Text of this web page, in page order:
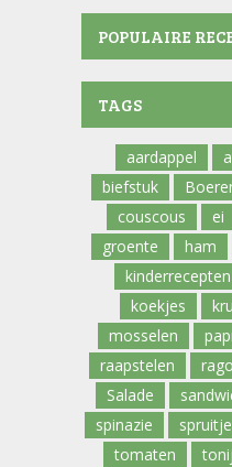
POPULAIRE
TAGS
aardappel
biefstuk
couscous
ei
groente
ham
kinderrecepten
koekjes
mosselen
raapstelen
Salade
spinazie
tomaten